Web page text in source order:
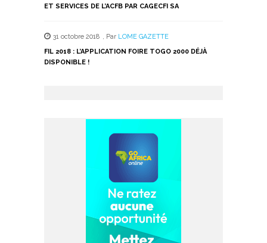
ET SERVICES DE L’ACFB PAR CAGECFI SA
31 octobre 2018 , Par LOME GAZETTE
FIL 2018 : L’APPLICATION FOIRE TOGO 2000 DÉJÀ
DISPONIBLE !